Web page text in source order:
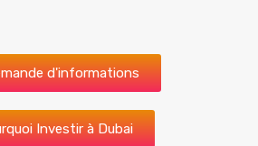
d'informations
Investir à Dubai